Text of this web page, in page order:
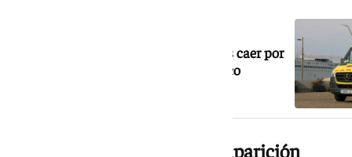
Mueres tres personas en Málaga tras caer por
un barranco en un accidente de tráfico
Su familia denunció su desaparición